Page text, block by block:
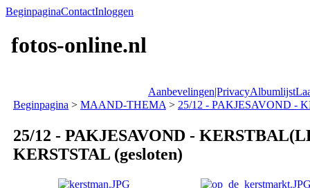
BeginpaginaContactInloggen
fotos-online.nl
Aanbevelingen|PrivacyAlbumlijst
Beginpagina > MAAND-THEMA > 25/12 - PAKJESAVOND -
25/12 - PAKJESAVOND -
KERSTSTAL (gesloten)